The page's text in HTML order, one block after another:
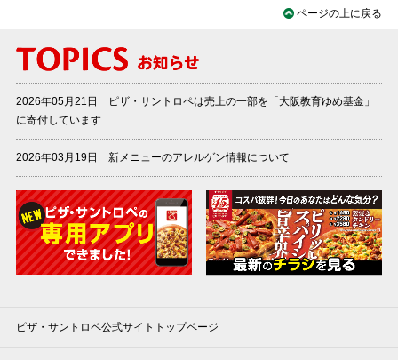
ページの上に戻る
2026年05月21日 ピザ・サントロペは売上の一部を「大阪教育ゆめ基金」
に寄付しています
2026年03月19日 新メニューのアレルゲン情報について
ピザ・サントロペ公式サイトトップページ